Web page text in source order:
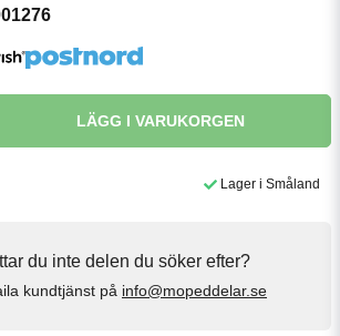
LÄGG I VARUKORGEN
Lager i Småland
du inte delen du söker efter?
kundtjänst på info@mopeddelar.se